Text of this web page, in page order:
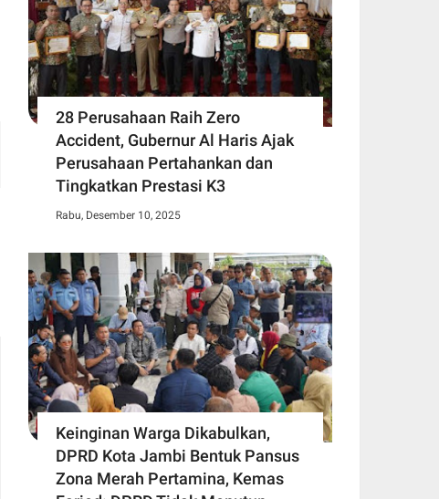
28 Perusahaan Raih Zero
Accident, Gubernur Al Haris Ajak
Perusahaan Pertahankan dan
Tingkatkan Prestasi K3
Rabu, Desember 10, 2025
Keinginan Warga Dikabulkan,
DPRD Kota Jambi Bentuk Pansus
Zona Merah Pertamina, Kemas